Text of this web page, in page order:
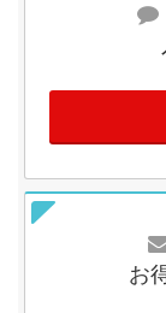
お